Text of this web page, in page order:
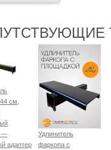
см,
—
адаптер
Удлинитель
фаркопа с